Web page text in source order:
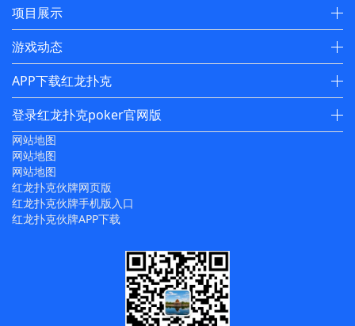
项目展示
游戏动态
APP下载红龙扑克
登录红龙扑克poker官网版
网站地图
网站地图
网站地图
红龙扑克伙牌网页版
红龙扑克伙牌手机版入口
红龙扑克伙牌APP下载